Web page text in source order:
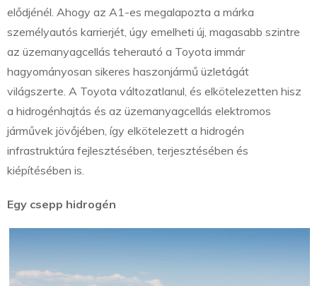
elődjénél. Ahogy az A1-es megalapozta a márka
személyautós karrierjét, úgy emelheti új, magasabb szintre
az üzemanyagcellás teherautó a Toyota immár
hagyományosan sikeres haszonjármű üzletágát
világszerte. A Toyota változatlanul, és elkötelezetten hisz
a hidrogénhajtás és az üzemanyagcellás elektromos
járművek jövőjében, így elkötelezett a hidrogén
infrastruktúra fejlesztésében, terjesztésében és
kiépítésében is.
Egy csepp hidrogén